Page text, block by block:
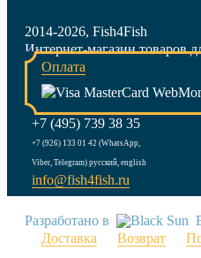
2014-2026, Fish4Fish
Интернет-магазин товаров
Оплата
+7 (495) 739 38 35
+7 (926) 133 01 42 (WhatsApp,
Viber, Telegram) русский, english
info@fish4fish.ru
Разработано в
Доставка
Возврат